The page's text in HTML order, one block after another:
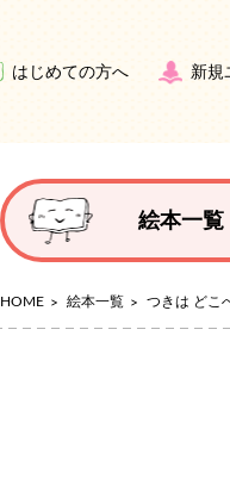
はじめての方へ 新規
絵本一覧
HOME 絵本一覧 つきは どこ